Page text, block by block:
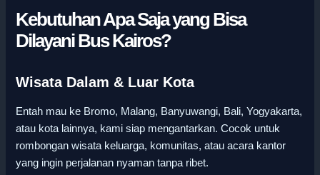
Kebutuhan Apa Saja yang Bisa
Dilayani Bus Kairos?
Wisata Dalam & Luar Kota
Entah mau ke Bromo, Malang, Banyuwangi, Bali, Yogyakarta,
atau kota lainnya, kami siap mengantarkan. Cocok untuk
rombongan wisata keluarga, komunitas, atau acara kantor
yang ingin perjalanan nyaman tanpa ribet.